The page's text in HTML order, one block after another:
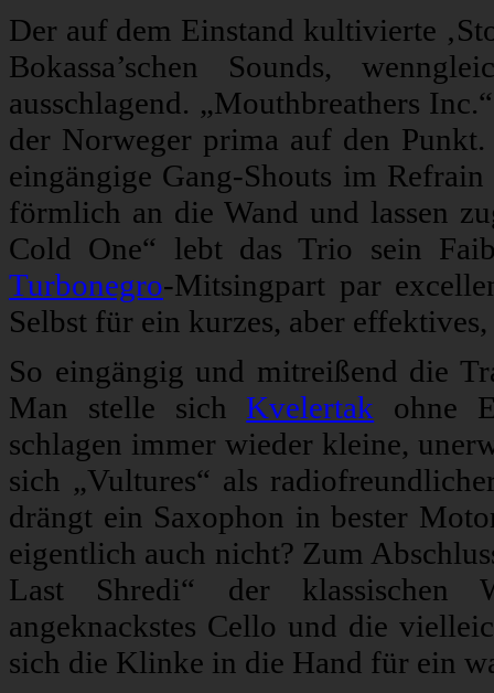
Der auf dem Einstand kultivierte
Bokassa’schen Sounds,
ausschlagend. „Mouthbreathers
der Norweger prima auf den
eingängige Gang-Shouts im
förmlich an die Wand und lassen
Cold One“ lebt das Trio sein
Turbonegro-Mitsingpart par
Selbst für ein kurzes, aber
So eingängig und mitreißend die
Man stelle sichKvelertak ohne
schlagen immer wieder kleine,
sich „Vultures“ als
drängt ein Saxophon in bester
eigentlich auch nicht? Zum
Last Shredi“ der klassischen
angeknackstes Cello und die
sich die Klinke in die Hand für ein